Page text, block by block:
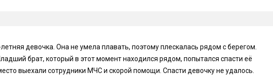
девочка. Она не умела плавать, поэтому плескалась рядом с берегом.
брат, который в этот момент находился рядом, попытался спасти её
выехали сотрудники МЧС и скорой помощи. Спасти девочку не удалось.